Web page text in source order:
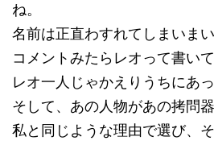
ね。
名前は正直わすれてしまいまい
コメントみたらレオって書い
レオ一人じゃかえりうちにあ
そして、あの人物があの拷問
私と同じような理由で選び、